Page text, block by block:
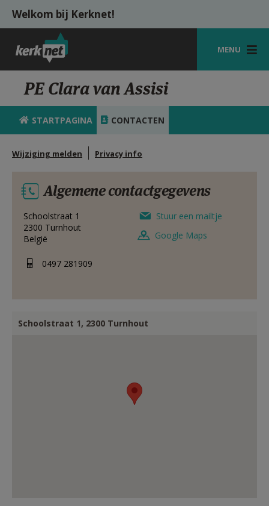
Overslaan en naar de inhoud gaan
Welkom bij Kerknet!
MENU
STARTPAGINA
KERK
VIERINGEN
SHOP
ZOEKEN
HULP
MIJN PAROCHIE
AANMELDEN OF REGISTREREN
PE Clara van Assisi
STARTPAGINA CONTACTEN
Wijziging melden Privacy info
Algemene contactgegevens
Schoolstraat 1
2300 Turnhout
België
0497 281909
Stuur een mailtje
Google Maps
Schoolstraat 1, 2300 Turnhout